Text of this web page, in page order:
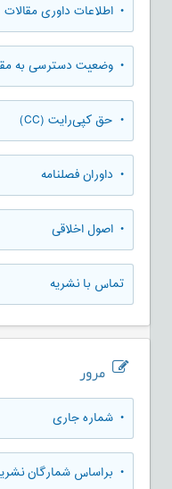
• اطلاعات داوری مقالات
• وضعیت دسترسی به
• حق کپی‌رایت (CC)
• داوران فصلنامه
• اصول اخلاقی
تماس با نشریه
مرور
• شماره جاری
• براساس شمارگان نشریه